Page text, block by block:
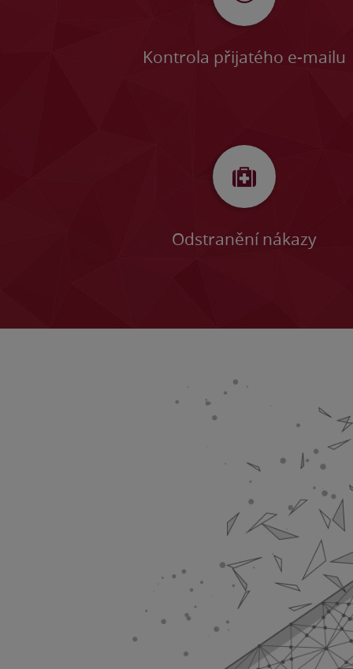
Kontrola přijatého e-mailu
Odstranění nákazy